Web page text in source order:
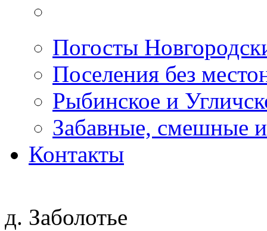
Погосты
Поселения без
Рыбинское и
Забавные, смешные
Контакты
д. Заболотье